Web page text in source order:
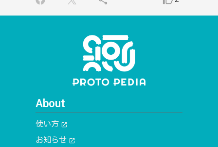
About
使い方 open_in_new
お知らせ open_in_new